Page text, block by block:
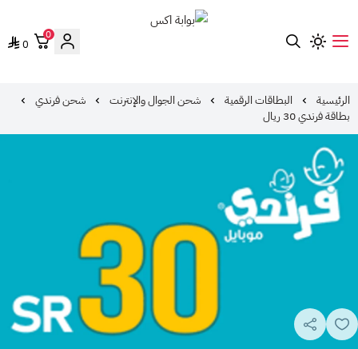
0
0
الرئيسية البطاقات الرقمية شحن الجوال والإنترنت
شحن فرندي
بطاقة فرندي 30 ريال